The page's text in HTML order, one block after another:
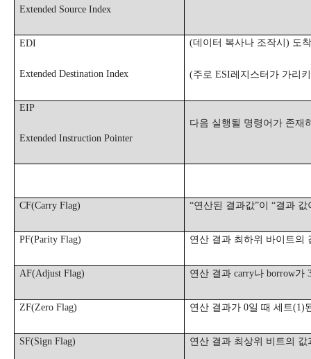
Extended Source Index
EDI
Extended Destination Index
(데이터 복사나 조작시 ) 도
(주로 ESI레지스터가 가리
EIP
Extended Instruction Pointer
다음 실행될 명령어가 존재
CF(Carry Flag) “연산된 결과값”이 “결과 값
PF(Parity Flag) 연산 결과 최하위 바이트의
AF(Adjust Flag) 연산 결과 carry나 borrow가
ZF(Zero Flag) 연산 결과가 0일 때 세트(1)
SF(Sign Flag) 연산 결과 최상위 비트의 값